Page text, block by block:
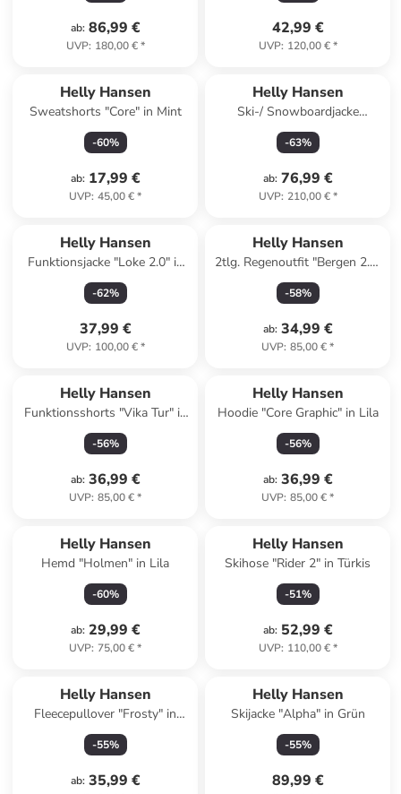
ab: 86,99 €
UVP: 180,00 €*
42,99 €
UVP: 120,00 €*
Helly Hansen
Sweatshorts "Core" in Mint
-60%
ab: 17,99 €
UVP: 45,00 €*
Helly Hansen
Ski-/ Snowboardjacke
"Cyclone" in Dunkelblau/
Hellblau/ Weiß
-63%
ab: 76,99 €
UVP: 210,00 €*
Helly Hansen
Funktionsjacke "Loke 2.0" in
Schwarz
-62%
37,99 €
UVP: 100,00 €*
Helly Hansen
2tlg. Regenoutfit "Bergen 2.0"
in Dunkelblau
-58%
ab: 34,99 €
UVP: 85,00 €*
Helly Hansen
Funktionsshorts "Vika Tur" in
Grün
-56%
ab: 36,99 €
UVP: 85,00 €*
Helly Hansen
Hoodie "Core Graphic" in Lila
-56%
ab: 36,99 €
UVP: 85,00 €*
Helly Hansen
Hemd "Holmen" in Lila
-60%
ab: 29,99 €
UVP: 75,00 €*
Helly Hansen
Skihose "Rider 2" in Türkis
-51%
ab: 52,99 €
UVP: 110,00 €*
Helly Hansen
Fleecepullover "Frosty" in
Hellblau
-55%
ab: 35,99 €
Helly Hansen
Skijacke "Alpha" in Grün
-55%
89,99 €